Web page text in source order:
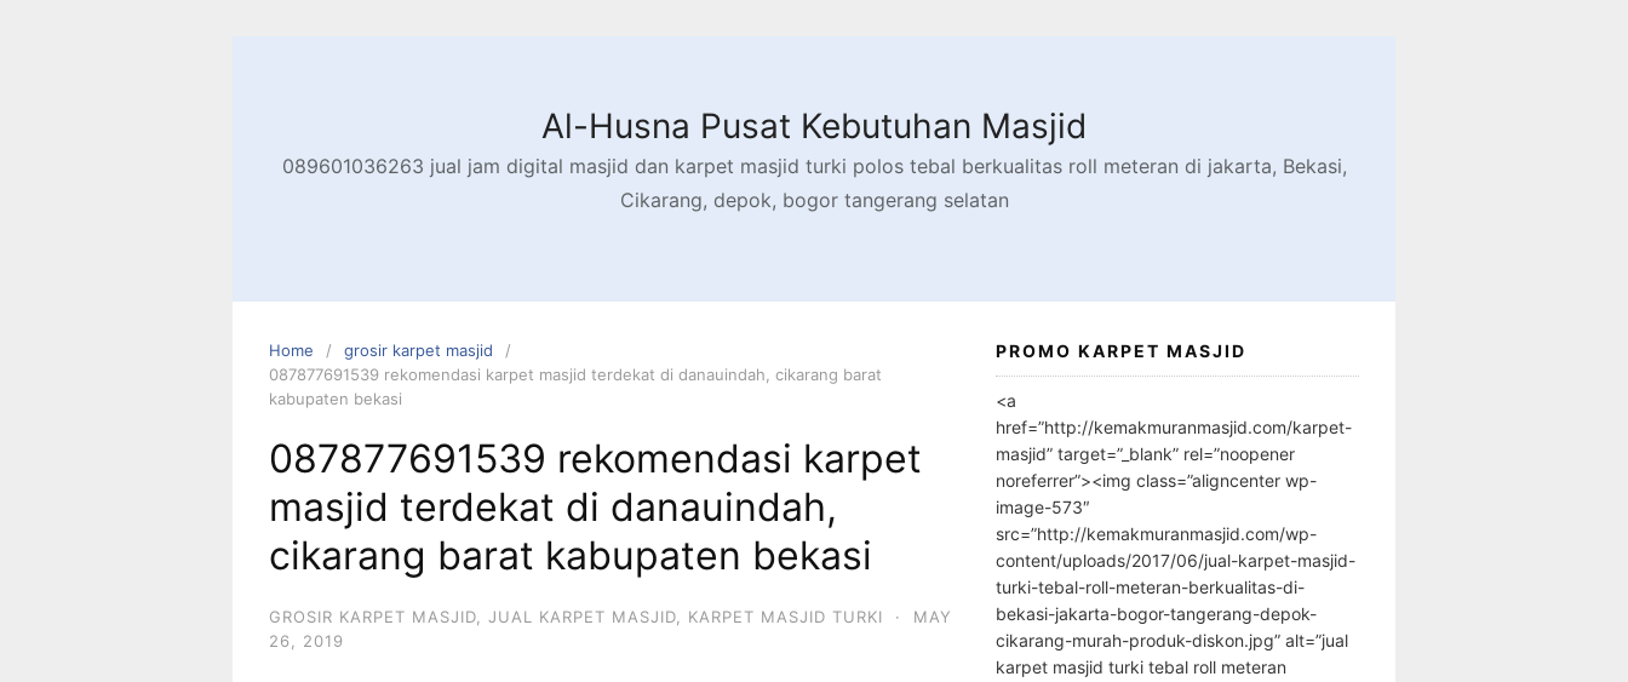
Al-Husna Pusat Kebutuhan Masjid
089601036263 jual jam digital masjid dan karpet masjid turki polos tebal berkualitas roll meteran di jakarta, Bekasi,
Cikarang, depok, bogor tangerang selatan
Home
grosir karpet masjid
087877691539 rekomendasi karpet masjid terdekat di danauindah, cikarang barat
kabupaten bekasi
087877691539 rekomendasi karpet
masjid terdekat di danauindah,
cikarang barat kabupaten bekasi
GROSIR KARPET MASJID JUAL KARPET MASJID KARPET MASJID TURKI ·
MAY
26, 2019
PROMO KARPET MASJID
<a
href=”http://kemakmuranmasjid.com/karpet-
masjid” target=”_blank” rel=”noopener
noreferrer”><img class=”aligncenter wp-
image-573″
src=”http://kemakmuranmasjid.com/wp-
content/uploads/2017/06/jual-karpet-masjid-
turki-tebal-roll-meteran-berkualitas-di-
bekasi-jakarta-bogor-tangerang-depok-
cikarang-murah-produk-diskon.jpg” alt=”jual
karpet masjid turki tebal roll meteran